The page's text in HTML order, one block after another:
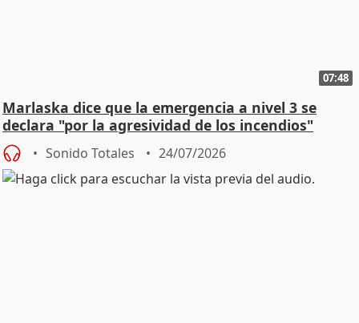
07:48
Marlaska dice que la emergencia a nivel 3 se
declara "por la agresividad de los incendios"
Sonido Totales 24/07/2026